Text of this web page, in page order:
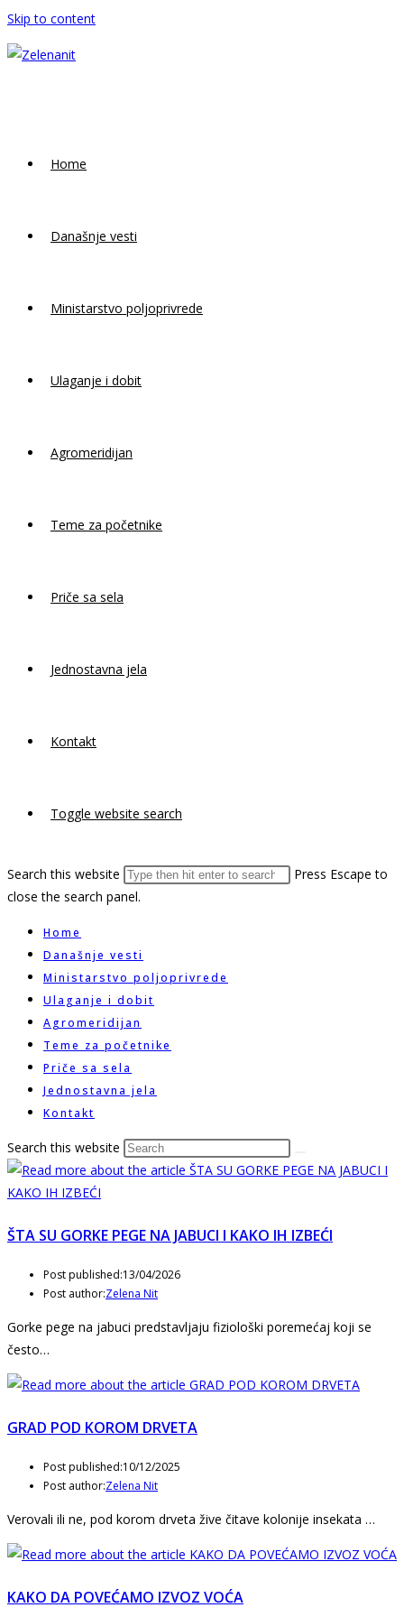
Skip to content
Home
Današnje vesti
Ministarstvo poljoprivrede
Ulaganje i dobit
Agromeridijan
Teme za početnike
Priče sa sela
Jednostavna jela
Kontakt
Toggle website search
Search this website
Press Escape to
close the search panel.
Home
Današnje vesti
Ministarstvo poljoprivrede
Ulaganje i dobit
Agromeridijan
Teme za početnike
Priče sa sela
Jednostavna jela
Kontakt
Search this website
ŠTA SU GORKE PEGE NA JABUCI I KAKO IH IZBEĆI
Post published:13/04/2026
Post author:Zelena Nit
Gorke pege na jabuci predstavljaju fiziološki poremećaj koji se
često…
GRAD POD KOROM DRVETA
Post published:10/12/2025
Post author:Zelena Nit
Verovali ili ne, pod korom drveta žive čitave kolonije insekata …
KAKO DA POVEĆAMO IZVOZ VOĆA